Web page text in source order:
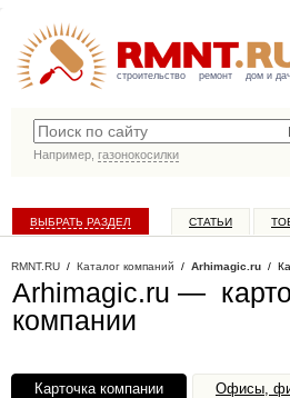
строительство ремонт дом и
Например, газонокосилки
ВЫБРАТЬ РАЗДЕЛ СТАТЬИ
RMNT.RU / Каталог компаний / Arhimagic.ru /
Arhimagic.ru —
компании
Карточка компании Офисы,